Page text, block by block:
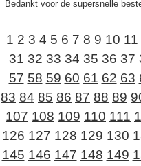
Bedankt voor de supersnelle
1 2 3 4 5 6 7 8 9 10 11
31 32 33 34 35 36 37
57 58 59 60 61 62 63
83 84 85 86 87 88 89
107 108 109 110 111
126 127 128 129 130
145 146 147 148 149